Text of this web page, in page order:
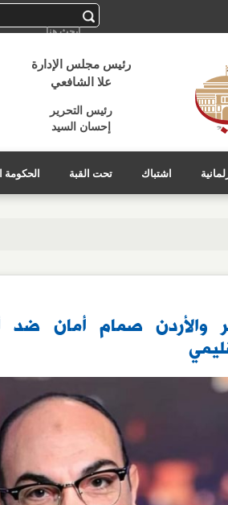
رئيس مجلس الإدارة
علا الشافعي
رئيس التحرير
إحسان السيد
اشتباك تحت القبة الحكومة
والأردن صمام أمان